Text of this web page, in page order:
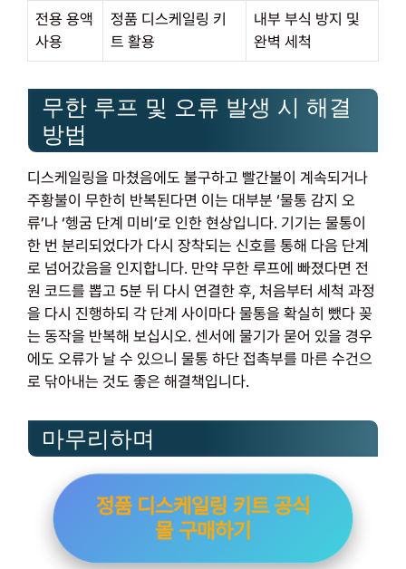
전용 용액
사용
정품 디스케일링 키
트 활용
내부 부식 방지 및
완벽 세척
무한 루프 및 오류 발생 시 해결
방법
디스케일링을 마쳤음에도 불구하고 빨간불이 계속되거나
주황불이 무한히 반복된다면 이는 대부분 ‘물통 감지 오
류’나 ‘헹굼 단계 미비’로 인한 현상입니다. 기기는 물통이
한 번 분리되었다가 다시 장착되는 신호를 통해 다음 단계
로 넘어갔음을 인지합니다. 만약 무한 루프에 빠졌다면 전
원 코드를 뽑고 5분 뒤 다시 연결한 후, 처음부터 세척 과정
을 다시 진행하되 각 단계 사이마다 물통을 확실히 뺐다 꽂
는 동작을 반복해 보십시오. 센서에 물기가 묻어 있을 경우
에도 오류가 날 수 있으니 물통 하단 접촉부를 마른 수건으
로 닦아내는 것도 좋은 해결책입니다.
마무리하며
정품 디스케일링 키트 공식
몰 구매하기